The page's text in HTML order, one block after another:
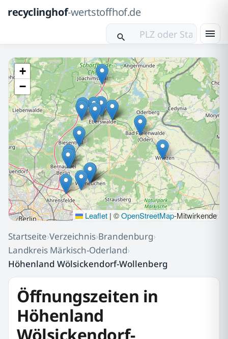
recyclinghof-wertstoffhof.de
+
−
Leaflet | ©OpenStreetMap-Mitwirkende
Startseite›Verzeichnis›Brandenburg›
Landkreis Märkisch-Oderland›
Höhenland Wölsickendorf-Wollenberg
Öffnungszeiten in
Höhenland